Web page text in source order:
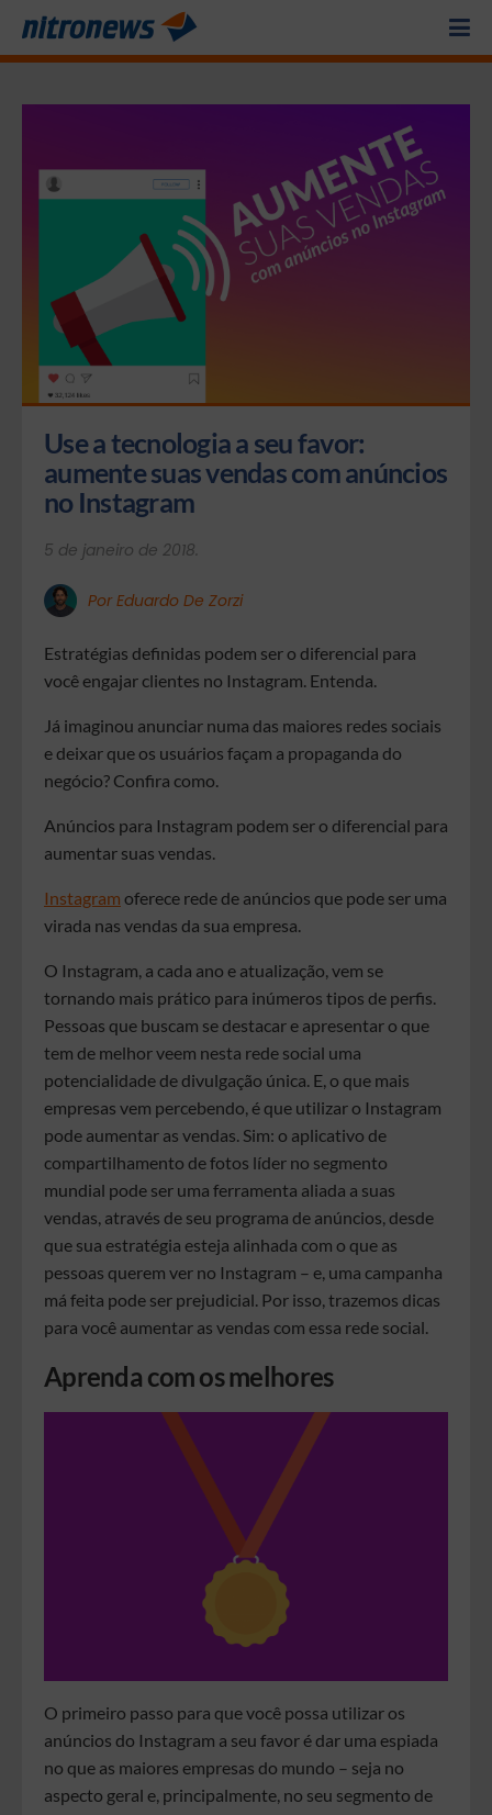
Use a tecnologia a seu favor:
aumente suas vendas com anúncios
no Instagram
5 de janeiro de 2018.
Por Eduardo De Zorzi
Estratégias definidas podem ser o diferencial para
você engajar clientes no Instagram. Entenda.
Já imaginou anunciar numa das maiores redes sociais
e deixar que os usuários façam a propaganda do
negócio? Confira como.
Anúncios para Instagram podem ser o diferencial para
aumentar suas vendas.
Instagram oferece rede de anúncios que pode ser uma
virada nas vendas da sua empresa.
O Instagram, a cada ano e atualização, vem se
tornando mais prático para inúmeros tipos de perfis.
Pessoas que buscam se destacar e apresentar o que
tem de melhor veem nesta rede social uma
potencialidade de divulgação única. E, o que mais
empresas vem percebendo, é que utilizar o Instagram
pode aumentar as vendas. Sim: o aplicativo de
compartilhamento de fotos líder no segmento
mundial pode ser uma ferramenta aliada a suas
vendas, através de seu programa de anúncios, desde
que sua estratégia esteja alinhada com o que as
pessoas querem ver no Instagram – e, uma campanha
má feita pode ser prejudicial. Por isso, trazemos dicas
para você aumentar as vendas com essa rede social.
Aprenda com os melhores
O primeiro passo para que você possa utilizar os
anúncios do Instagram a seu favor é dar uma espiada
no que as maiores empresas do mundo – seja no
aspecto geral e, principalmente, no seu segmento de